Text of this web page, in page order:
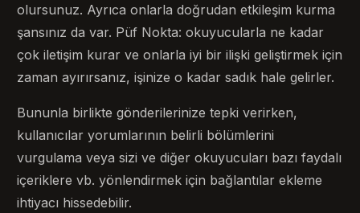
olursunuz. Ayrıca onlarla doğrudan etkileşim kurma
şansınız da var. Püf Nokta: okuyucularla ne kadar
çok iletişim kurar ve onlarla iyi bir ilişki geliştirmek için
zaman ayırırsanız, işinize o kadar sadık hale gelirler.
Bununla birlikte gönderilerinize tepki verirken,
kullanıcılar yorumlarının belirli bölümlerini
vurgulama veya sizi ve diğer okuyucuları bazı faydalı
içeriklere vb. yönlendirmek için bağlantılar ekleme
ihtiyacı hissedebilir.